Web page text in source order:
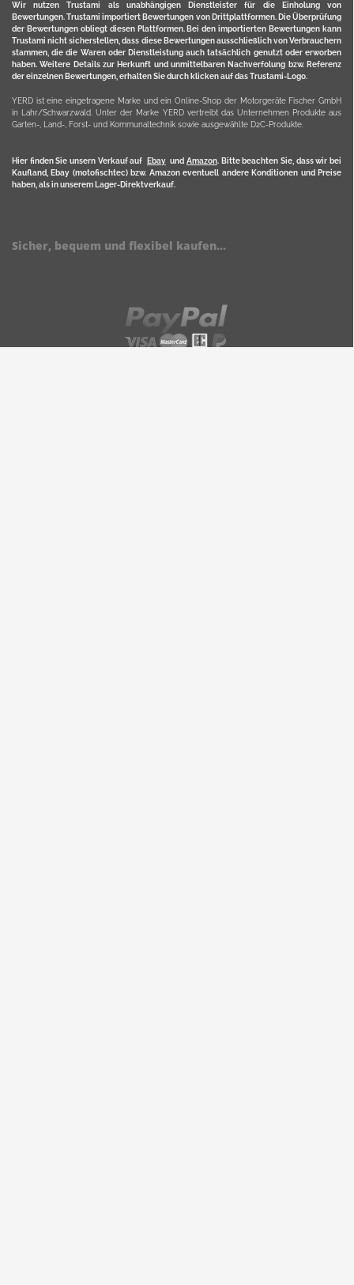
Wir nutzen Trustami als unabhängigen Dienstleister für die Einholung von
Bewertungen. Trustami importiert Bewertungen von Drittplattformen. Die Überprüfung
der Bewertungen obliegt diesen Plattformen. Bei den importierten Bewertungen kann
Trustami nicht sicherstellen, dass diese Bewertungen ausschließlich von Verbrauchern
stammen, die die Waren oder Dienstleistung auch tatsächlich genutzt oder erworben
haben. Weitere Details zur Herkunft und unmittelbaren Nachverfolung bzw. Referenz
der einzelnen Bewertungen, erhalten Sie durch klicken auf das Trustami-Logo.
YERD ist eine eingetragene Marke und ein Online-Shop der Motorgeräte Fischer GmbH
in Lahr/Schwarzwald. Unter der Marke YERD vertreibt das Unternehmen Produkte aus
Garten-, Land-, Forst- und Kommunaltechnik sowie ausgewählte D2C-Produkte.
Hier finden Sie unsern Verkauf auf Ebayund Amazon. Bitte beachten Sie, dass wir bei
Kaufland, Ebay (motofischtec) bzw. Amazon eventuell andere Konditionen und Preise
haben, als in unserem Lager-Direktverkauf.
Sicher, bequem und flexibel kaufen...